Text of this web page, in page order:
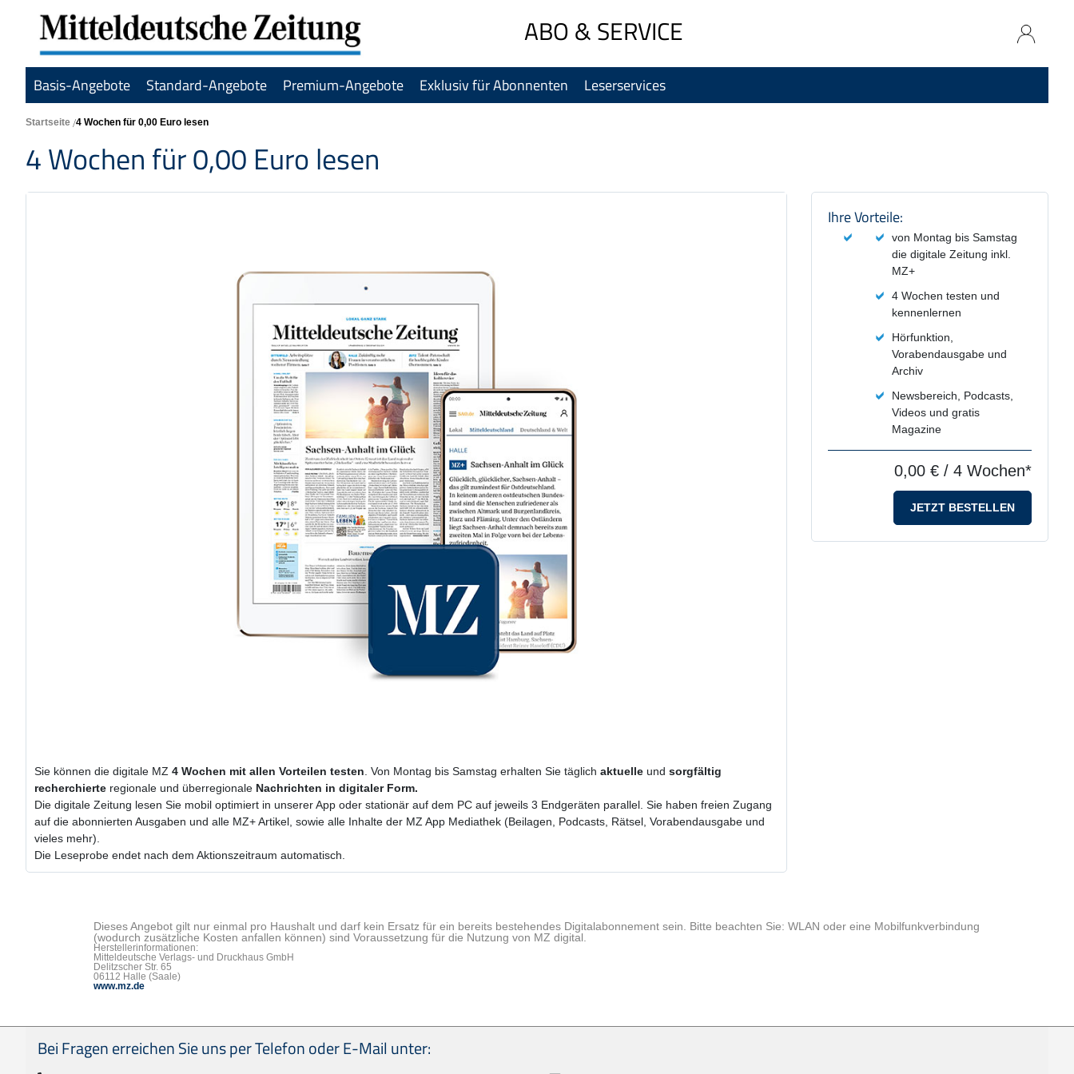
Navigation
direkt
ABO & SERVICE
Basis-Angebote Standard-Angebote Premium-Angebote Exklusiv für Abonnenten Leserservices
Startseite 4 Wochen für 0,00 Euro lesen
4 Wochen für 0,00 Euro lesen
Sie können die digitale MZ 4 Wochen mit allen Vorteilen testen . Von Montag bis Samstag erhalten Sie täglich aktuelle und sorgfältig
recherchierte regionale und überregionale Nachrichten in digitaler Form.
Die digitale Zeitung lesen Sie mobil optimiert in unserer App oder stationär auf dem PC auf jeweils 3 Endgeräten parallel. Sie haben freien Zugang
auf die abonnierten Ausgaben und alle MZ+ Artikel, sowie alle Inhalte der MZ App Mediathek (Beilagen, Podcasts, Rätsel, Vorabendausgabe und
vieles mehr).
Die Leseprobe endet nach dem Aktionszeitraum automatisch.
Produktzusammenfassung
Ihre Vorteile:
von Montag bis Samstag
die digitale Zeitung inkl.
MZ+
4 Wochen testen und
kennenlernen
Hörfunktion,
Vorabendausgabe und
Archiv
Newsbereich, Podcasts,
Videos und gratis
Magazine
0,00 € / 4 Wochen*
JETZT BESTELLEN
Dieses Angebot gilt nur einmal pro Haushalt und darf kein Ersatz für ein bereits bestehendes Digitalabonnement sein. Bitte beachten Sie: WLAN oder eine Mobilfunkverbindung
(wodurch zusätzliche Kosten anfallen können) sind Voraussetzung für die Nutzung von MZ digital.
Herstellerinformationen:
Mitteldeutsche Verlags- und Druckhaus GmbH
Delitzscher Str. 65
06112 Halle (Saale)
www.mz.de
Seitenfußbereich
Bei Fragen erreichen Sie uns per Telefon oder E-Mail unter: